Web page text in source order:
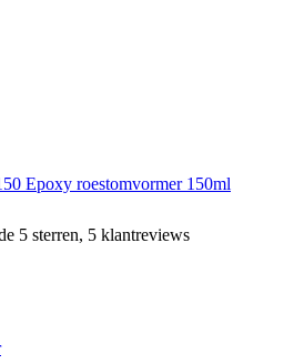
Epoxy roestomvormer 150ml
5 sterren, 5 klantreviews